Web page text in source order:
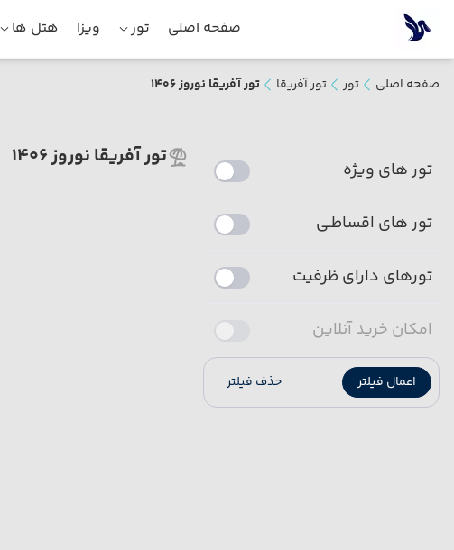
صفحه اصلی تور ویزا هتل ها
صفحه اصلی تور تور آفریقا تور آفریقا نوروز 1406
تور های ویژه
تور های اقساطـی
تورهای دارای ظرفیت
امکان خرید آنلاین
اعمال فیلتر حذف فیلتر
تور آفریقا نوروز 1406